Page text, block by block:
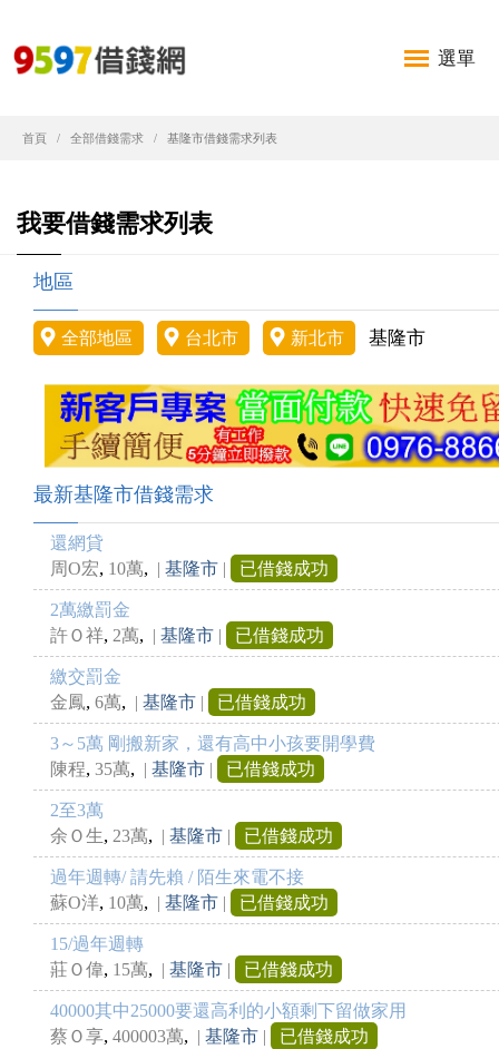
選單
首頁 全部借錢需求 基隆市借錢需求列表
我要借錢需求列表
地區
全部地區 台北市 新北市 基隆市
最新基隆市借錢需求
還網貸
周O宏, 10萬, | 基隆市 | 已借錢成功
2萬繳罰金
許Ｏ祥, 2萬, | 基隆市 | 已借錢成功
繳交罰金
金鳳, 6萬, | 基隆市 | 已借錢成功
3～5萬 剛搬新家，還有高中小孩要開學費
陳程, 35萬, | 基隆市 | 已借錢成功
2至3萬
余Ｏ生, 23萬, | 基隆市 | 已借錢成功
過年週轉/ 請先賴 / 陌生來電不接
蘇O洋, 10萬, | 基隆市 | 已借錢成功
15/過年週轉
莊Ｏ偉, 15萬, | 基隆市 | 已借錢成功
40000其中25000要還高利的小額剩下留做家用
蔡Ｏ享, 400003萬, | 基隆市 | 已借錢成功